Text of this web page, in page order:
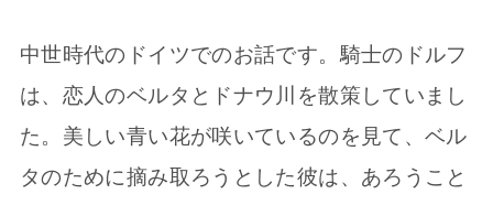
中世時代のドイツでのお話です。騎士のドルフ
は、恋人のベルタとドナウ川を散策していまし
た。美しい青い花が咲いているのを見て、ベル
タのために摘み取ろうとした彼は、あろうこと